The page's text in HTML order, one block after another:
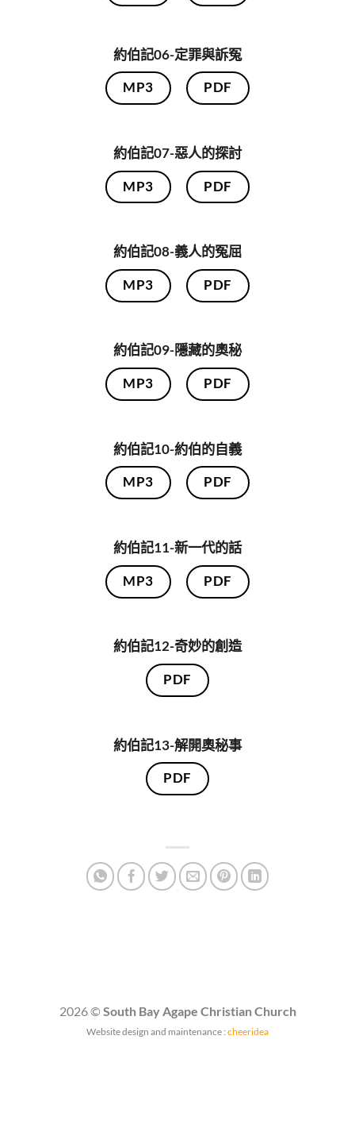
約伯記06-定罪與訴冤
MP3
PDF
約伯記07-惡人的探討
MP3
PDF
約伯記08-義人的冤屈
MP3
PDF
約伯記09-隱藏的奧秘
MP3
PDF
約伯記10-約伯的自義
MP3
PDF
約伯記11-新一代的話
MP3
PDF
約伯記12-奇妙的創造
PDF
約伯記13-解開奧秘事
PDF
2026 ©South Bay Agape Christian Church
Website design and maintenance : cheeridea